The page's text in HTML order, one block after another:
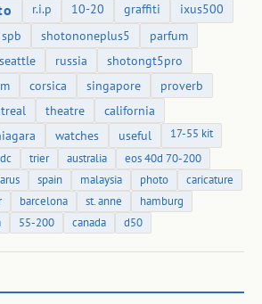
r.i.p 10-20 graffiti
ixus500
spb shotononeplus5
parfum
seattle russia
shotongt5pro
corsica singapore
proverb
theatre
california
watches useful
17-55 kit
trier australia
eos 40d 70-200
spain malaysia photo
caricature
barcelona st. anne
hamburg
55-200 canada d50